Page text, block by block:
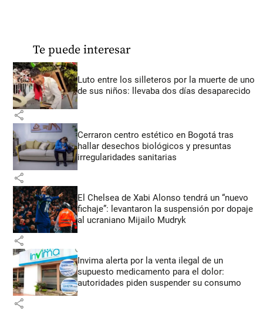
Te puede interesar
Luto entre los silleteros por la muerte de uno
de sus niños: llevaba dos días desaparecido
share
Cerraron centro estético en Bogotá tras
hallar desechos biológicos y presuntas
irregularidades sanitarias
share
El Chelsea de Xabi Alonso tendrá un “nuevo
fichaje”: levantaron la suspensión por dopaje
al ucraniano Mijailo Mudryk
share
Invima alerta por la venta ilegal de un
supuesto medicamento para el dolor:
autoridades piden suspender su consumo
share